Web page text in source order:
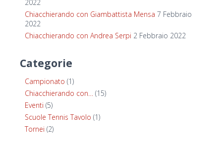
2022
Chiacchierando con Giambattista Mensa 7 Febbraio
2022
Chiacchierando con Andrea Serpi 2 Febbraio 2022
Categorie
Campionato (1)
Chiacchierando con… (15)
Eventi (5)
Scuole Tennis Tavolo (1)
Tornei (2)